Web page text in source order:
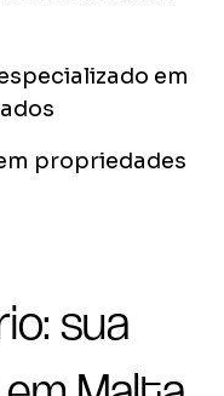
em
propriedades
sua